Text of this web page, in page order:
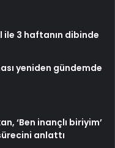
3 haftanın dibinde
yeniden gündemde
‘Ben inançlı biriyim’
anlattı